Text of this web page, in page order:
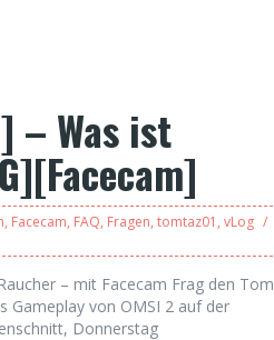
– Was ist
, Facecam, FAQ, Fragen, tomtaz01 , vLog
– mit Facecam Frag den Tom
Gameplay von OMSI 2 auf der
Donnerstag